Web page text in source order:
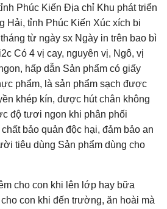
Phúc Kiến Địa chỉ Khu phát triển
Hải, tỉnh Phúc Kiến Xúc xích bi
từ ngày sx Ngày in trên bao bì
Có 4 vị cay, nguyên vị, Ngô, vị
hấp dẫn Sản phẩm có giấy
phẩm, là sản phẩm sạch được
khép kín, được hút chân không
độ tươi ngon khi phân phối
bảo quản độc hại, đảm bảo an
tiêu dùng Sản phẩm dùng cho
cho con khi lên lớp hay bữa
con khi đến trường, ăn hoài mà